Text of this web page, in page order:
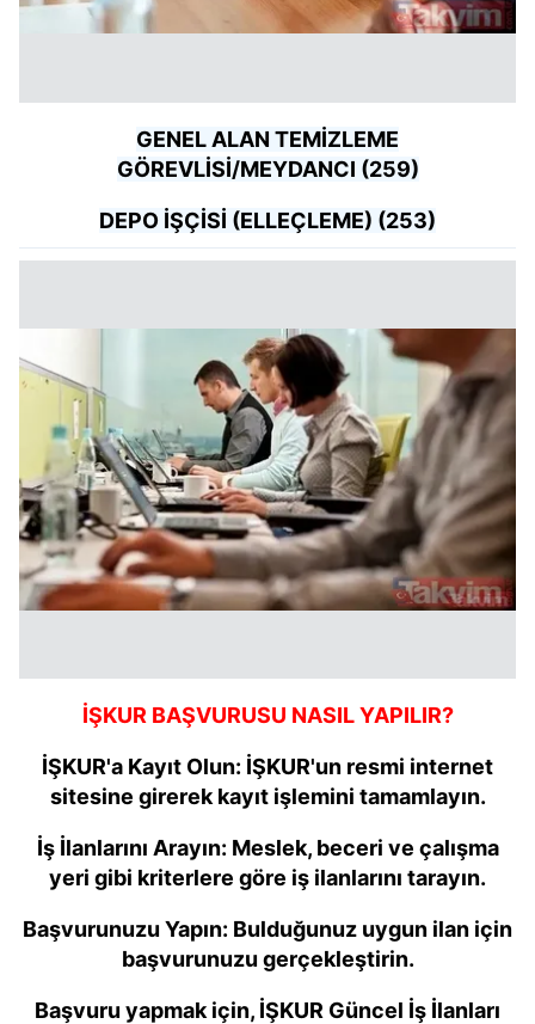
GENEL ALAN TEMİZLEME
GÖREVLİSİ/MEYDANCI (259)
DEPO İŞÇİSİ (ELLEÇLEME) (253)
İŞKUR BAŞVURUSU NASIL YAPILIR?
İŞKUR'a Kayıt Olun: İŞKUR'un resmi internet
sitesine girerek kayıt işlemini tamamlayın.
İş İlanlarını Arayın: Meslek, beceri ve çalışma
yeri gibi kriterlere göre iş ilanlarını tarayın.
Başvurunuzu Yapın: Bulduğunuz uygun ilan için
başvurunuzu gerçekleştirin.
Başvuru yapmak için, İŞKUR Güncel İş İlanları